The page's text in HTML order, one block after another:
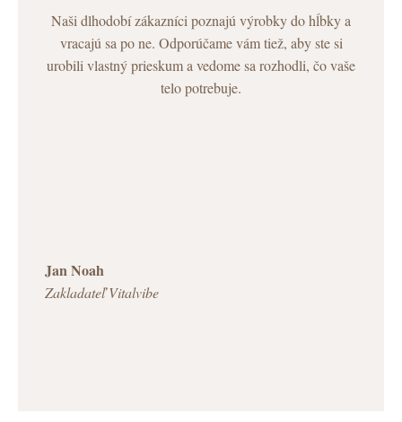
Naši dlhodobí zákazníci poznajú výrobky do hĺbky a
vracajú sa po ne. Odporúčame vám tiež, aby ste si
urobili vlastný prieskum a vedome sa rozhodli, čo vaše
telo potrebuje.
Jan Noah
Zakladateľ Vitalvibe